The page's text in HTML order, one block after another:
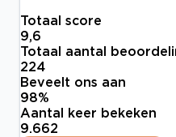
Totaal score
9,6
Totaal aantal
224
Beveelt ons aan
98%
Aantal keer bekeken
9.662